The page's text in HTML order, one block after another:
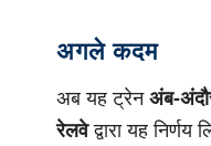
अगले कदम
अब यह ट्रेनअंब-
रेलवेद्वारा यह